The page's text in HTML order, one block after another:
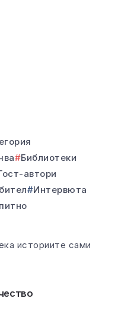
Библиотеки
автори
Интервюта
историите сами